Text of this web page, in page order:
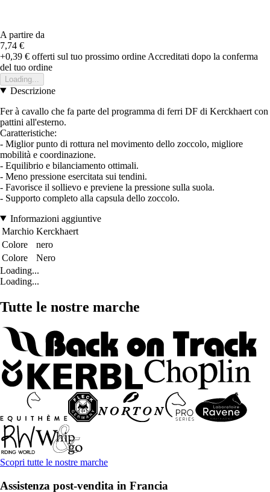
A partire da
7,74 €
+0,39 € offerti sul tuo prossimo ordine Accreditati dopo la conferma
del tuo ordine
Loading...
Descrizione
Fer à cavallo che fa parte del programma di ferri DF di Kerckhaert con
pattini all'esterno.
Caratteristiche:
- Miglior punto di rottura nel movimento dello zoccolo, migliore
mobilità e coordinazione.
- Equilibrio e bilanciamento ottimali.
- Meno pressione esercitata sui tendini.
- Favorisce il sollievo e previene la pressione sulla suola.
- Supporto completo alla capsula dello zoccolo.
Informazioni aggiuntive
Marchio Kerckhaert
Colore
nero
Colore
Nero
Loading...
Loading...
Tutte le nostre marche
Scopri tutte le nostre marche
Assistenza post-vendita in Francia